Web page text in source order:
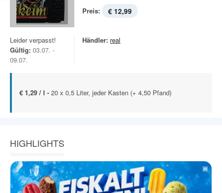
Preis: € 12,99
Leider verpasst!
Gültig: 03.07. -
09.07.
Händler: real
€ 1,29 / l - 20 x 0,5 Liter, jeder Kasten (+ 4,50 Pfand)
HIGHLIGHTS